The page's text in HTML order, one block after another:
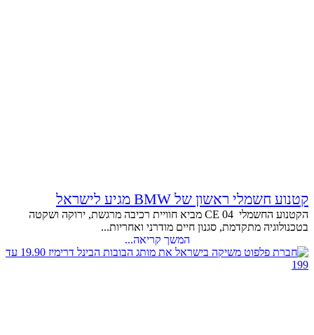
קטנוע חשמלי ראשון של BMW מגיע לישראל
הקטנוע החשמלי CE 04 מביא חוויית רכיבה מרגשת, ירוקה ושקטה
בטכנולוגיה מתקדמת, סגנון חיים מודרני ואחריות...
המשך קריאה...